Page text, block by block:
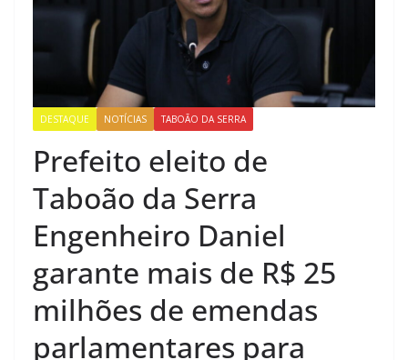
DESTAQUE NOTÍCIAS TABOÃO DA SERRA
Prefeito eleito de
Taboão da Serra
Engenheiro Daniel
garante mais de R$ 25
milhões de emendas
parlamentares para